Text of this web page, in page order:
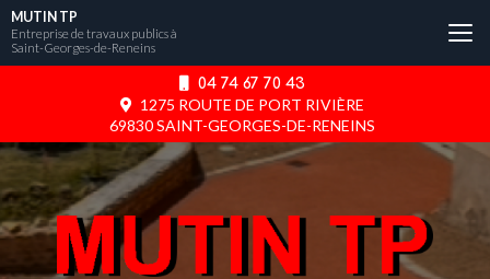
Aller
au
contenu
04 74 67 70 43
1275 ROUTE DE PORT RIVIÈRE
69830 SAINT-GEORGES-DE-RENEINS
MUTIN TP
Entreprise de travaux publics à
Saint-Georges-de-Reneins